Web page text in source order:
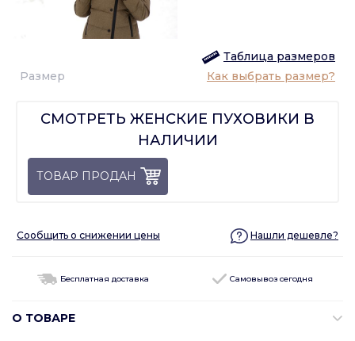
Размер
Таблица размеров
Как выбрать размер?
СМОТРЕТЬ ЖЕНСКИЕ ПУХОВИКИ В
НАЛИЧИИ
ТОВАР ПРОДАН
Сообщить о снижении цены Нашли дешевле?
Бесплатная доставка Самовывоз сегодня
О ТОВАРЕ